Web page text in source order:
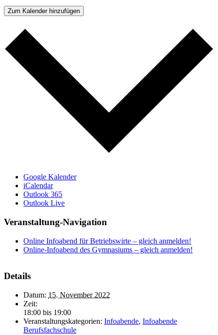
Zum Kalender hinzufügen
Google Kalender
iCalendar
Outlook 365
Outlook Live
Veranstaltung-Navigation
Online Infoabend für Betriebswirte – gleich anmelden!
Online-Infoabend des Gymnasiums – gleich anmelden!
Details
Datum: 15. November 2022
Zeit:
18:00 bis 19:00
Veranstaltungskategorien: Infoabende, Infoabende
Berufsfachschule